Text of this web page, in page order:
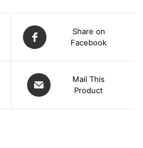
Share on
Facebook
Mail This
Product